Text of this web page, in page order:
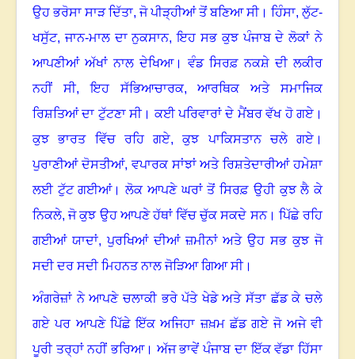
ਉਹ ਭਰੋਸਾ ਸਾੜ ਦਿੱਤਾ, ਜੋ ਪੀੜ੍ਹੀਆਂ ਤੋਂ ਬਣਿਆ ਸੀ। ਹਿੰਸਾ,ਲੁੱਟ-
ਖਸੁੱਟ,ਜਾਨ-ਮਾਲ ਦਾ ਨੁਕਸਾਨ, ਇਹ ਸਭ ਕੁਝ ਪੰਜਾਬ ਦੇ ਲੋਕਾਂ ਨੇ
ਆਪਣੀਆਂ ਅੱਖਾਂ ਨਾਲ ਦੇਖਿਆ। ਵੰਡ ਸਿਰਫ਼ ਨਕਸ਼ੇ ਦੀ ਲਕੀਰ
ਨਹੀਂ ਸੀ, ਇਹ ਸੱਭਿਆਚਾਰਕ,ਆਰਥਿਕ ਅਤੇ ਸਮਾਜਿਕ
ਰਿਸ਼ਤਿਆਂ ਦਾ ਟੁੱਟਣਾ ਸੀ। ਕਈ ਪਰਿਵਾਰਾਂ ਦੇ ਮੈਂਬਰ ਵੱਖ ਹੋ ਗਏ।
ਕੁਝ ਭਾਰਤ ਵਿੱਚ ਰਹਿ ਗਏ,ਕੁਝ ਪਾਕਿਸਤਾਨ ਚਲੇ ਗਏ।
ਪੁਰਾਣੀਆਂ ਦੋਸਤੀਆਂ, ਵਪਾਰਕ ਸਾਂਝਾਂ ਅਤੇ ਰਿਸ਼ਤੇਦਾਰੀਆਂ ਹਮੇਸ਼ਾ
ਲਈ ਟੁੱਟ ਗਈਆਂ। ਲੋਕ ਆਪਣੇ ਘਰਾਂ ਤੋਂ ਸਿਰਫ਼ ਉਹੀ ਕੁਝ ਲੈ ਕੇ
ਨਿਕਲੇ, ਜੋ ਕੁਝ ਉਹ ਆਪਣੇ ਹੱਥਾਂ ਵਿੱਚ ਚੁੱਕ ਸਕਦੇ ਸਨ। ਪਿੱਛੇ ਰਹਿ
ਗਈਆਂ ਯਾਦਾਂ,ਪੁਰਖਿਆਂ ਦੀਆਂ ਜ਼ਮੀਨਾਂ ਅਤੇ ਉਹ ਸਭ ਕੁਝ ਜੋ
ਸਦੀ ਦਰ ਸਦੀ ਮਿਹਨਤ ਨਾਲ ਜੋੜਿਆ ਗਿਆ ਸੀ।
ਅੰਗਰੇਜ਼ਾਂ ਨੇ ਆਪਣੇ ਚਲਾਕੀ ਭਰੇ ਪੱਤੇ ਖੇਡੇ ਅਤੇ ਸੱਤਾ ਛੱਡ ਕੇ ਚਲੇ
ਗਏ ਪਰ ਆਪਣੇ ਪਿੱਛੇ ਇੱਕ ਅਜਿਹਾ ਜ਼ਖ਼ਮ ਛੱਡ ਗਏ ਜੋ ਅਜੇ ਵੀ
ਪੂਰੀ ਤਰ੍ਹਾਂ ਨਹੀਂ ਭਰਿਆ। ਅੱਜ ਭਾਵੇਂ ਪੰਜਾਬ ਦਾ ਇੱਕ ਵੱਡਾ ਹਿੱਸਾ